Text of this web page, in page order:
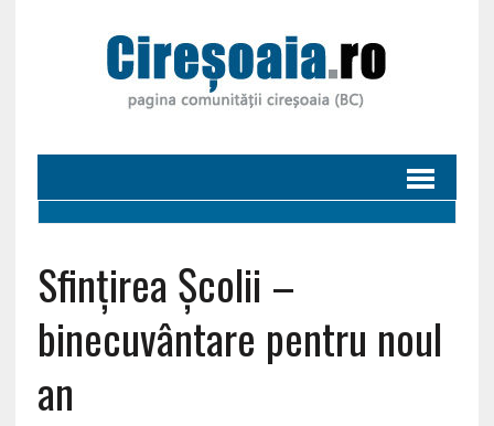
Sfințirea Școlii –
binecuvântare pentru noul
an